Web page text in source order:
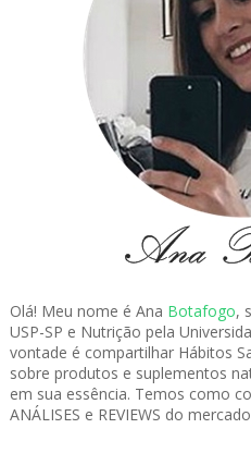
Olá! Meu nome é Ana Botafogo,
USP-SP e Nutrição pela
vontade é compartilhar Hábitos
sobre produtos e suplementos
em sua essência. Temos como
ANÁLISES e REVIEWS do